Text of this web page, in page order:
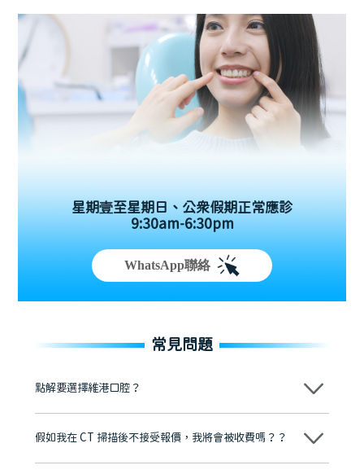
星期壹至星期日、公眾假期正常應診
9:30am-6:30pm
WhatsApp聯絡
常見問題
點解要選擇維港口腔？
維港口腔踐行「醫道濟世」的大學校訓，各分院匯聚來自香港、內地的
牌」、「2025香港企業領袖品牌」，是諾貝爾種植系統全球放心植牙中
至今已服務超過三十個國家和地區的顧客，受到粵港澳大灣區及周邊城
假如我在 CT 掃描後不接受報價，我將會被收費嗎？？
不會！只要未開始實際服務之前，你不會被收取任何費用。